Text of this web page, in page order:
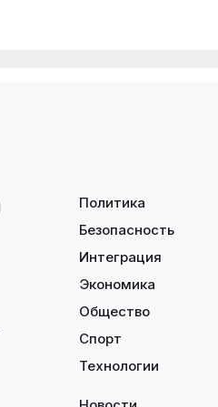
Политика
Безопасность
Интеграция
Экономика
Общество
Спорт
Технологии